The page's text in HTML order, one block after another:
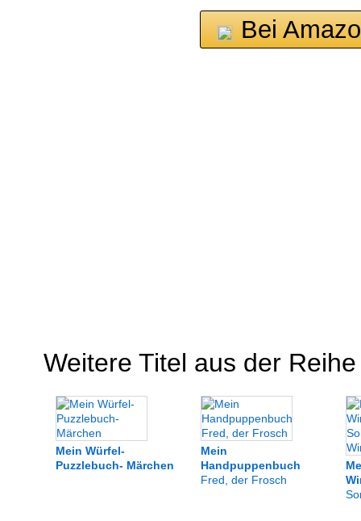
Bei
Weitere Titel aus der Reihe
Mein Würfel-
Puzzlebuch- Märchen
Mein
Handpuppenbuch
Fred, der Frosch